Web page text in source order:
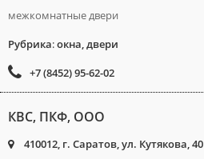
межкомнатные двери
Рубрика:окна, двери
+7 (8452) 95-62-02
КВС, ПКФ, ООО
410012, г. Саратов, ул. Кутякова, 40